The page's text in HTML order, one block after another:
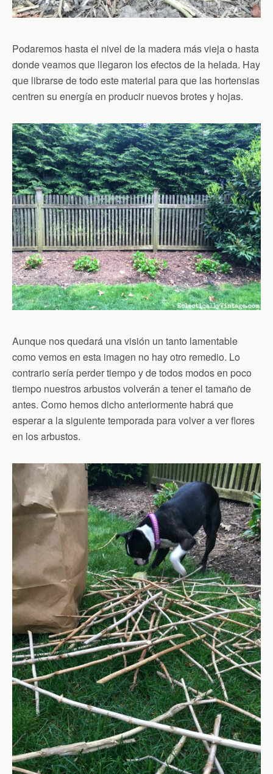
Podaremos hasta el nivel de la madera más vieja o hasta
donde veamos que llegaron los efectos de la helada. Hay
que librarse de todo este material para que las hortensias
centren su energía en producir nuevos brotes y hojas.
Aunque nos quedará una visión un tanto lamentable
como vemos en esta imagen no hay otro remedio. Lo
contrario sería perder tiempo y de todos modos en poco
tiempo nuestros arbustos volverán a tener el tamaño de
antes. Como hemos dicho anteriormente habrá que
esperar a la siguiente temporada para volver a ver flores
en los arbustos.